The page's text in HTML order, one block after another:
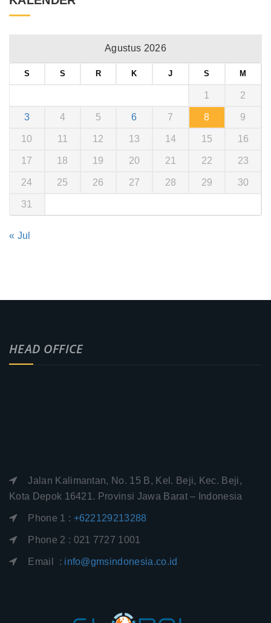
Agustus 2026
S S R K J S M
1 2
3 4 5 6 7 8 9
10 11 12 13 14 15 16
17 18 19 20 21 22 23
24 25 26 27 28 29 30
31
« Jul
HEAD OFFICE
Jalan Kalimantan, No. 15 B, Kel. Beji, Kec. Beji,
Kota Depok 16421. Provinsi Jawa Barat – Indonesia
Phone 1 : +622129213288
Phone 2 : 021 7727 1001
Email : info@gmsindonesia.co.id